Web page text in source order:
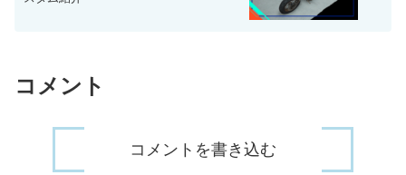
コメント
コメントを書き込む